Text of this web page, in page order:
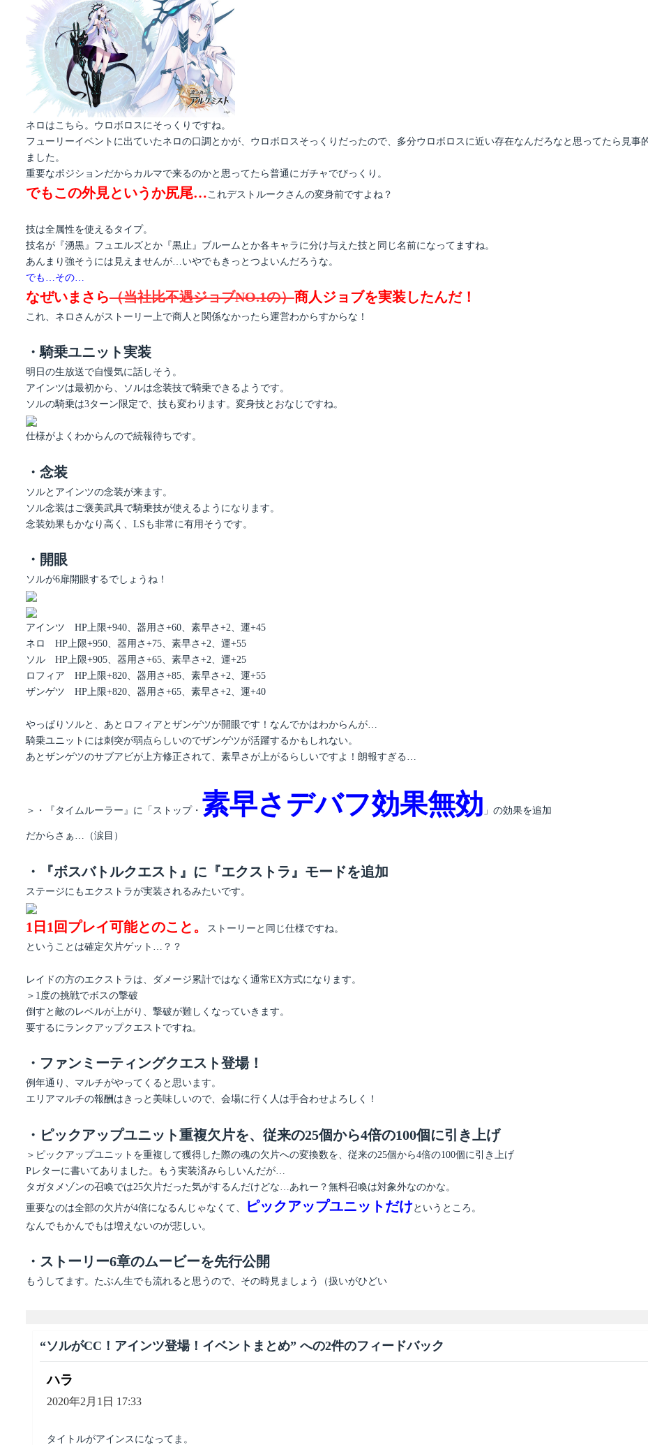
ネロはこちら。ウロボロスにそっくりですね。
フューリーイベントに出ていたネロの口調とかが、ウロボロスそっくりだったので、多分ウロボロスに近い存在なんだろなと思ってたら見事
ました。
重要なポジションだからカルマで来るのかと思ってたら普通にガチャでびっくり。
でもこの外見というか尻尾… これデストルークさんの変身前ですよね？
技は全属性を使えるタイプ。
技名が『湧黒』フュエルズとか『黒止』ブルームとか各キャラに分け与えた技と同じ名前になってますね。
あんまり強そうには見えませんが…いやでもきっとつよいんだろうな。
でも…その…
なぜいまさら（当社比不遇ジョブNO.1の）商人ジョブを実装したんだ！
これ、ネロさんがストーリー上で商人と関係なかったら運営わからすからな！
・騎乗ユニット実装
明日の生放送で自慢気に話しそう。
アインツは最初から、ソルは念装技で騎乗できるようです。
ソルの騎乗は3ターン限定で、技も変わります。変身技とおなじですね。
仕様がよくわからんので続報待ちです。
・念装
ソルとアインツの念装が来ます。
ソル念装はご褒美武具で騎乗技が使えるようになります。
念装効果もかなり高く、LSも非常に有用そうです。
・開眼
ソルが6扉開眼するでしょうね！
アインツ HP上限+940、器用さ+60、素早さ+2、運+45
ネロ HP上限+950、器用さ+75、素早さ+2、運+55
ソル HP上限+905、器用さ+65、素早さ+2、運+25
ロフィア HP上限+820、器用さ+85、素早さ+2、運+55
ザンゲツ HP上限+820、器用さ+65、素早さ+2、運+40
やっぱりソルと、あとロフィアとザンゲツが開眼です！なんでかはわからんが…
騎乗ユニットには刺突が弱点らしいのでザンゲツが活躍するかもしれない。
あとザンゲツのサブアビが上方修正されて、素早さが上がるらしいですよ！朗報すぎる…
＞・『タイムルーラー』に「ストップ・ 素早さデバフ効果無効 」の効果を追加
だからさぁ…（涙目）
・『ボスバトルクエスト』に『エクストラ』モードを追加
ステージにもエクストラが実装されるみたいです。
1日1回プレイ可能とのこと。
ストーリーと同じ仕様ですね。
ということは確定欠片ゲット…？？
レイドの方のエクストラは、ダメージ累計ではなく通常EX方式になります。
＞1度の挑戦でボスの撃破
倒すと敵のレベルが上がり、撃破が難しくなっていきます。
要するにランクアップクエストですね。
・ファンミーティングクエスト登場！
例年通り、マルチがやってくると思います。
エリアマルチの報酬はきっと美味しいので、会場に行く人は手合わせよろしく！
・ピックアップユニット重複欠片を、従来の25個から4倍の100個に引き上げ
＞ピックアップユニットを重複して獲得した際の魂の欠片への変換数を、従来の25個から4倍の100個に引き上げ
Pレターに書いてありました。もう実装済みらしいんだが…
タガタメゾンの召喚では25欠片だった気がするんだけどな…あれー？無料召喚は対象外なのかな。
重要なのは全部の欠片が4倍になるんじゃなくて、
ピックアップユニットだけ というところ。
なんでもかんでもは増えないのが悲しい。
・ストーリー6章のムービーを先行公開
もうしてます。たぶん生でも流れると思うので、その時見ましょう（扱いがひどい
“ソルがCC！アインツ登場！イベントまとめ” への2件のフィードバック
ハラ
り:
2020年2月1日 17:33
タイトルがアインスになってま。